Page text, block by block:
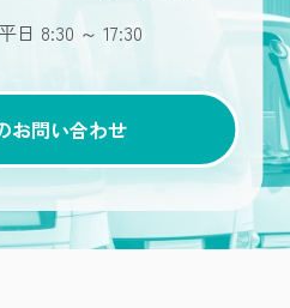
日 8:30 ～ 17:30
お問い合わせ